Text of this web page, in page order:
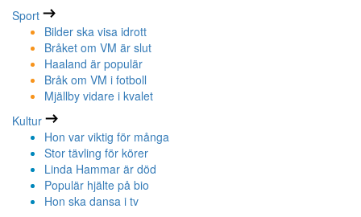
Sport
Bilder ska visa idrott
Bråket om VM är slut
Haaland är populär
Bråk om VM i fotboll
Mjällby vidare i kvalet
Kultur
Hon var viktig för många
Stor tävling för körer
Linda Hammar är död
Populär hjälte på bio
Hon ska dansa i tv